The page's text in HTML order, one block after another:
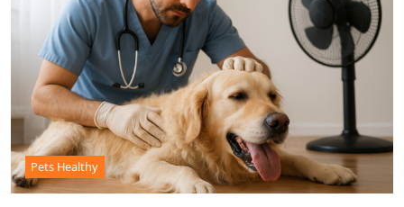
Pets Healthy